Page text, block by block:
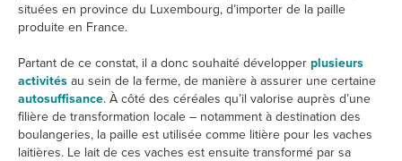
situées en province du Luxembourg, d’importer de la paille
produite en France.
Partant de ce constat, il a donc souhaité développer plusieurs
activités au sein de la ferme, de manière à assurer une certaine
autosuffisance. À côté des céréales qu’il valorise auprès d’une
filière de transformation locale – notamment à destination des
boulangeries, la paille est utilisée comme litière pour les vaches
laitières. Le lait de ces vaches est ensuite transformé par sa